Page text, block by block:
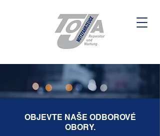
OBJEVTE NAŠE ODBOROVÉ
OBORY.